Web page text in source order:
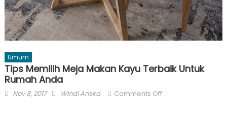
Umum
Tips Memilih Meja Makan Kayu Terbaik Untuk
Rumah Anda
Posted
Nov 8, 2017 Author
Windi Ariska Comments Offon